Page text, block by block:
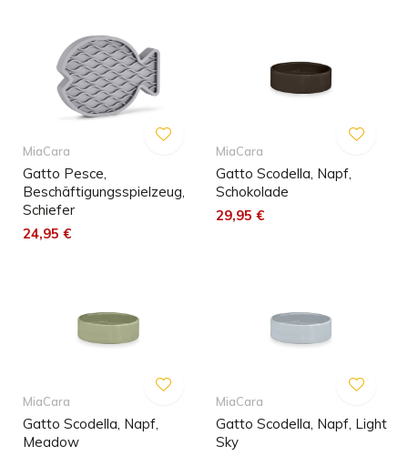
MiaCara
Gatto Pesce,
Beschäftigungsspielzeug,
Schiefer
24,95 €
MiaCara
Gatto Scodella, Napf,
Schokolade
29,95 €
MiaCara
Gatto Scodella, Napf,
Meadow
MiaCara
Gatto Scodella, Napf, Light
Sky